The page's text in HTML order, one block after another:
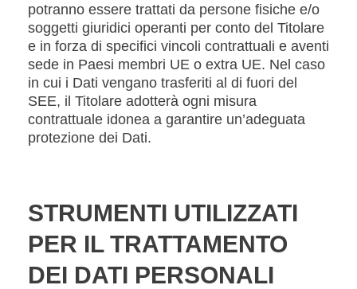
potranno essere trattati da persone fisiche e/o
soggetti giuridici operanti per conto del Titolare
e in forza di specifici vincoli contrattuali e aventi
sede in Paesi membri UE o extra UE. Nel caso
in cui i Dati vengano trasferiti al di fuori del
SEE, il Titolare adotterà ogni misura
contrattuale idonea a garantire un’adeguata
protezione dei Dati.
STRUMENTI UTILIZZATI
PER IL TRATTAMENTO
DEI DATI PERSONALI